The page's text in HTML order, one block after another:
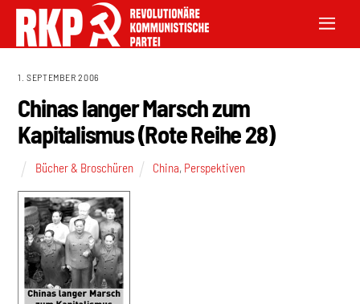
1. SEPTEMBER 2006
Chinas langer Marsch zum
Kapitalismus (Rote Reihe 28)
Bücher & Broschüren China, Perspektiven